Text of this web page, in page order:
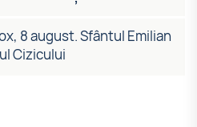
8 august. Sfântul Emilian
Cizicului